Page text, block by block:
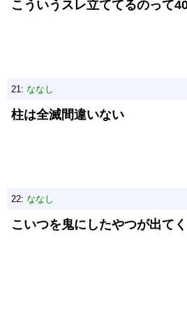
こういうスレ立ててるのって
21: ななし
柱は全滅間違いない
22: ななし
こいつを鬼にしたやつが出て